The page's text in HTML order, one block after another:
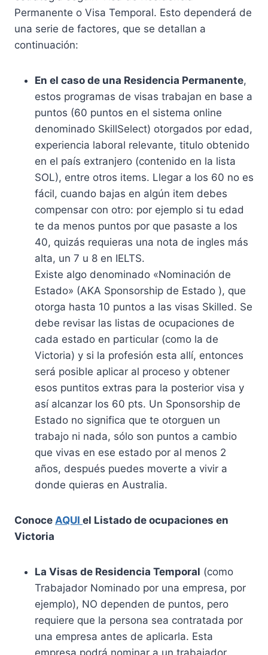
Permanente o Visa Temporal. Esto dependerá de
una serie de factores, que se detallan a
continuación:
En el caso de una Residencia Permanente,
estos programas de visas trabajan en base a
puntos (60 puntos en el sistema online
denominado SkillSelect) otorgados por edad,
experiencia laboral relevante, titulo obtenido
en el país extranjero (contenido en la lista
SOL), entre otros items. Llegar a los 60 no es
fácil, cuando bajas en algún item debes
compensar con otro: por ejemplo si tu edad
te da menos puntos por que pasaste a los
40, quizás requieras una nota de ingles más
alta, un 7 u 8 en IELTS.
Existe algo denominado «Nominación de
Estado» (AKA Sponsorship de Estado ), que
otorga hasta 10 puntos a las visas Skilled. Se
debe revisar las listas de ocupaciones de
cada estado en particular (como la de
Victoria) y si la profesión esta allí, entonces
será posible aplicar al proceso y obtener
esos puntitos extras para la posterior visa y
así alcanzar los 60 pts. Un Sponsorship de
Estado no significa que te otorguen un
trabajo ni nada, sólo son puntos a cambio
que vivas en ese estado por al menos 2
años, después puedes moverte a vivir a
donde quieras en Australia.
Conoce AQUI el Listado de ocupaciones en
Victoria
La Visas de Residencia Temporal (como
Trabajador Nominado por una empresa, por
ejemplo), NO dependen de puntos, pero
requiere que la persona sea contratada por
una empresa antes de aplicarla. Esta
empresa podrá nominar a un trabajador